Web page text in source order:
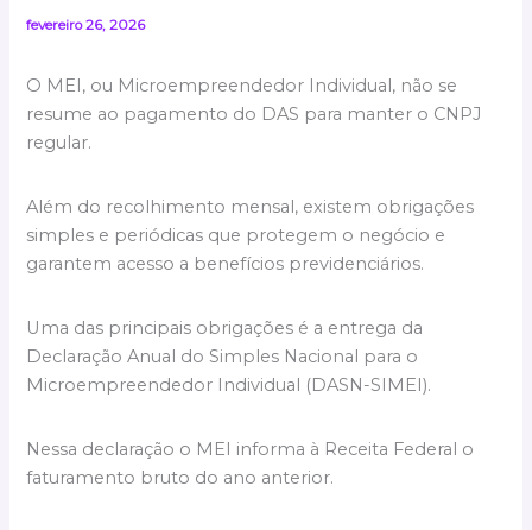
fevereiro 26, 2026
O MEI, ou Microempreendedor Individual, não se
resume ao pagamento do DAS para manter o CNPJ
regular.
Além do recolhimento mensal, existem obrigações
simples e periódicas que protegem o negócio e
garantem acesso a benefícios previdenciários.
Uma das principais obrigações é a entrega da
Declaração Anual do Simples Nacional para o
Microempreendedor Individual (DASN-SIMEI).
Nessa declaração o MEI informa à Receita Federal o
faturamento bruto do ano anterior.